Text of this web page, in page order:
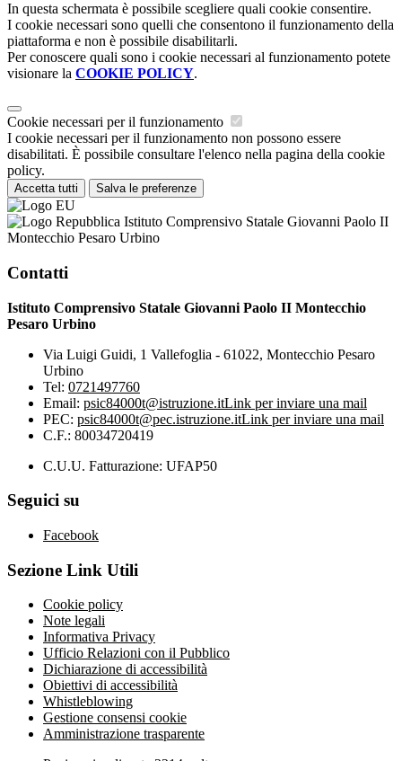
In questa schermata è possibile scegliere quali cookie consentire.
I cookie necessari sono quelli che consentono il funzionamento della
piattaforma e non è possibile disabilitarli.
Per conoscere quali sono i cookie necessari al funzionamento potete
visionare la COOKIE POLICY.
Cookie necessari per il funzionamento
I cookie necessari per il funzionamento non possono essere
disabilitati. È possibile consultare l'elenco nella pagina della cookie
policy.
Accetta tutti Salva le preferenze
Istituto Comprensivo Statale Giovanni Paolo II
Montecchio Pesaro Urbino
Contatti
Istituto Comprensivo Statale Giovanni Paolo II Montecchio
Pesaro Urbino
Via Luigi Guidi, 1 Vallefoglia - 61022, Montecchio Pesaro
Urbino
Tel: 0721497760
Email: psic84000t@istruzione.itLink per inviare una mail
PEC: psic84000t@pec.istruzione.itLink per inviare una mail
C.F.: 80034720419
C.U.U. Fatturazione: UFAP50
Seguici su
Facebook
Sezione Link Utili
Cookie policy
Note legali
Informativa Privacy
Ufficio Relazioni con il Pubblico
Dichiarazione di accessibilità
Obiettivi di accessibilità
Whistleblowing
Gestione consensi cookie
Amministrazione trasparente